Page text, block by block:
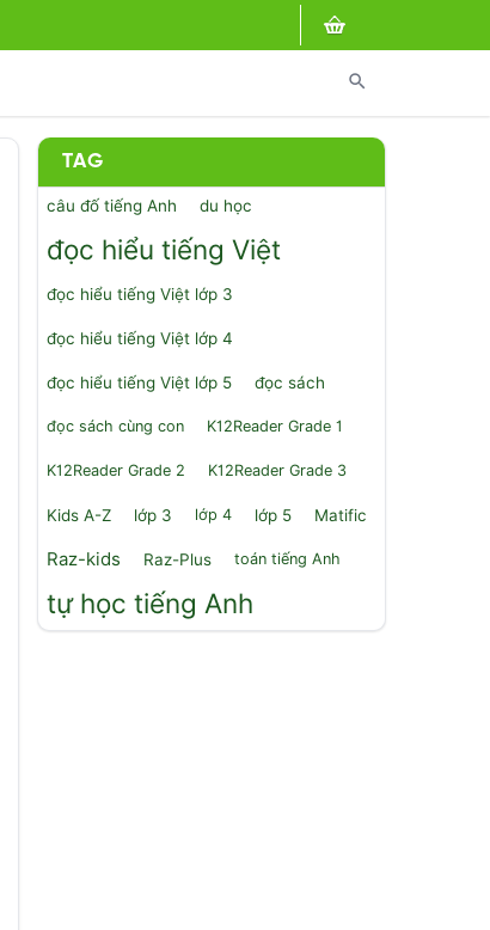
search
TAG
câu đố tiếng Anh du học
đọc hiểu tiếng Việt
đọc hiểu tiếng Việt lớp 3
đọc hiểu tiếng Việt lớp 4
đọc hiểu tiếng Việt lớp 5 đọc sách
đọc sách cùng con K12Reader Grade 1
K12Reader Grade 2 K12Reader Grade 3
Kids A-Z lớp 3 lớp 4 lớp 5 Matific
Raz-kids Raz-Plus toán tiếng Anh
tự học tiếng Anh